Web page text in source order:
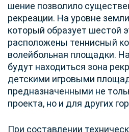
шение позволило
рекреации. На уровне
который образует шестой
расположены теннисный
волейбольная площадки.
будут находиться зона
детскими игровыми
предназначенными не
проекта, но и для других
При составлении